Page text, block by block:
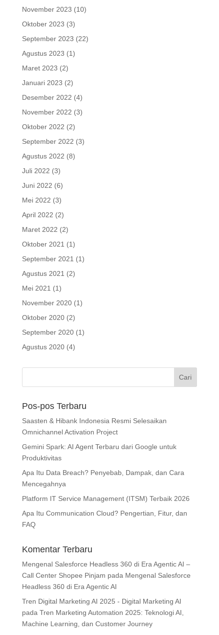
November 2023 (10)
Oktober 2023 (3)
September 2023 (22)
Agustus 2023 (1)
Maret 2023 (2)
Januari 2023 (2)
Desember 2022 (4)
November 2022 (3)
Oktober 2022 (2)
September 2022 (3)
Agustus 2022 (8)
Juli 2022 (3)
Juni 2022 (6)
Mei 2022 (3)
April 2022 (2)
Maret 2022 (2)
Oktober 2021 (1)
September 2021 (1)
Agustus 2021 (2)
Mei 2021 (1)
November 2020(1)
Oktober 2020(2)
September 2020(1)
Agustus 2020(4)
Pos-pos Terbaru
Saasten & Hibank Indonesia Resmi Selesaikan
Omnichannel Activation Project
Gemini Spark: AI Agent Terbaru dari Google untuk
Produktivitas
Apa Itu Data Breach? Penyebab, Dampak, dan Cara
Mencegahnya
Platform IT Service Management (ITSM) Terbaik 2026
Apa Itu Communication Cloud? Pengertian, Fitur, dan
FAQ
Komentar Terbaru
Mengenal Salesforce Headless 360 di Era Agentic AI –
Call Center Shopee Pinjam pada Mengenal Salesforce
Headless 360 di Era Agentic AI
Tren Digital Marketing AI 2025 - Digital Marketing AI
pada Tren Marketing Automation 2025: Teknologi AI,
Machine Learning, dan Customer Journey